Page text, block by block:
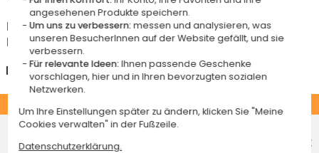
Das Voraussichtliche Lieferdatum ist nur bei einer Zahlung per PayPal,
Kreditkarte oder Sofortüberweisung gültig.
Deutschland
STANDARD
Economy-Versand an einen Paketshop
Voraussichtliches Lieferdatum
4,95 €
angesehenen Produkte speichern.
Um uns zu verbessern:messen und analysieren, was
unseren BesucherInnen auf der Website gefällt, und sie
verbessern.
Für relevante Ideen:Ihnen passende Geschenke
vorschlagen, hier und in Ihren bevorzugten sozialen
Netzwerken.
Um Ihre Einstellungen später zu ändern, klicken Sie "Meine
Cookies verwalten" in der Fußzeile.
Datenschutzerklärung.